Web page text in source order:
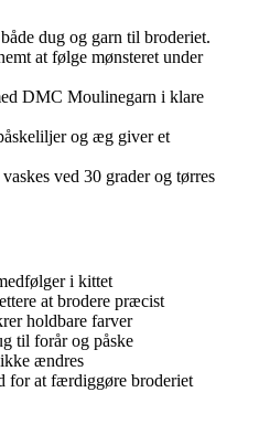
dug og garn til broderiet.
at følge mønsteret under
DMC Moulinegarn i klare
og æg giver et
ved 30 grader og tørres
i kittet
at brodere præcist
holdbare farver
til forår og påske
ændres
for at færdiggøre broderiet